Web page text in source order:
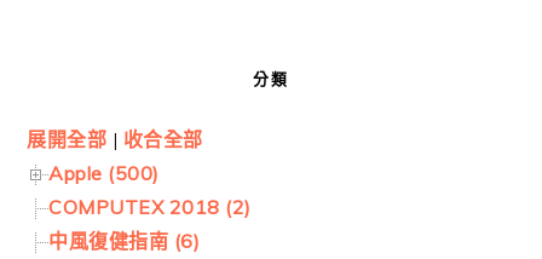
分類
展開全部 | 收合全部
Apple (500)
COMPUTEX 2018 (2)
中風復健指南 (6)